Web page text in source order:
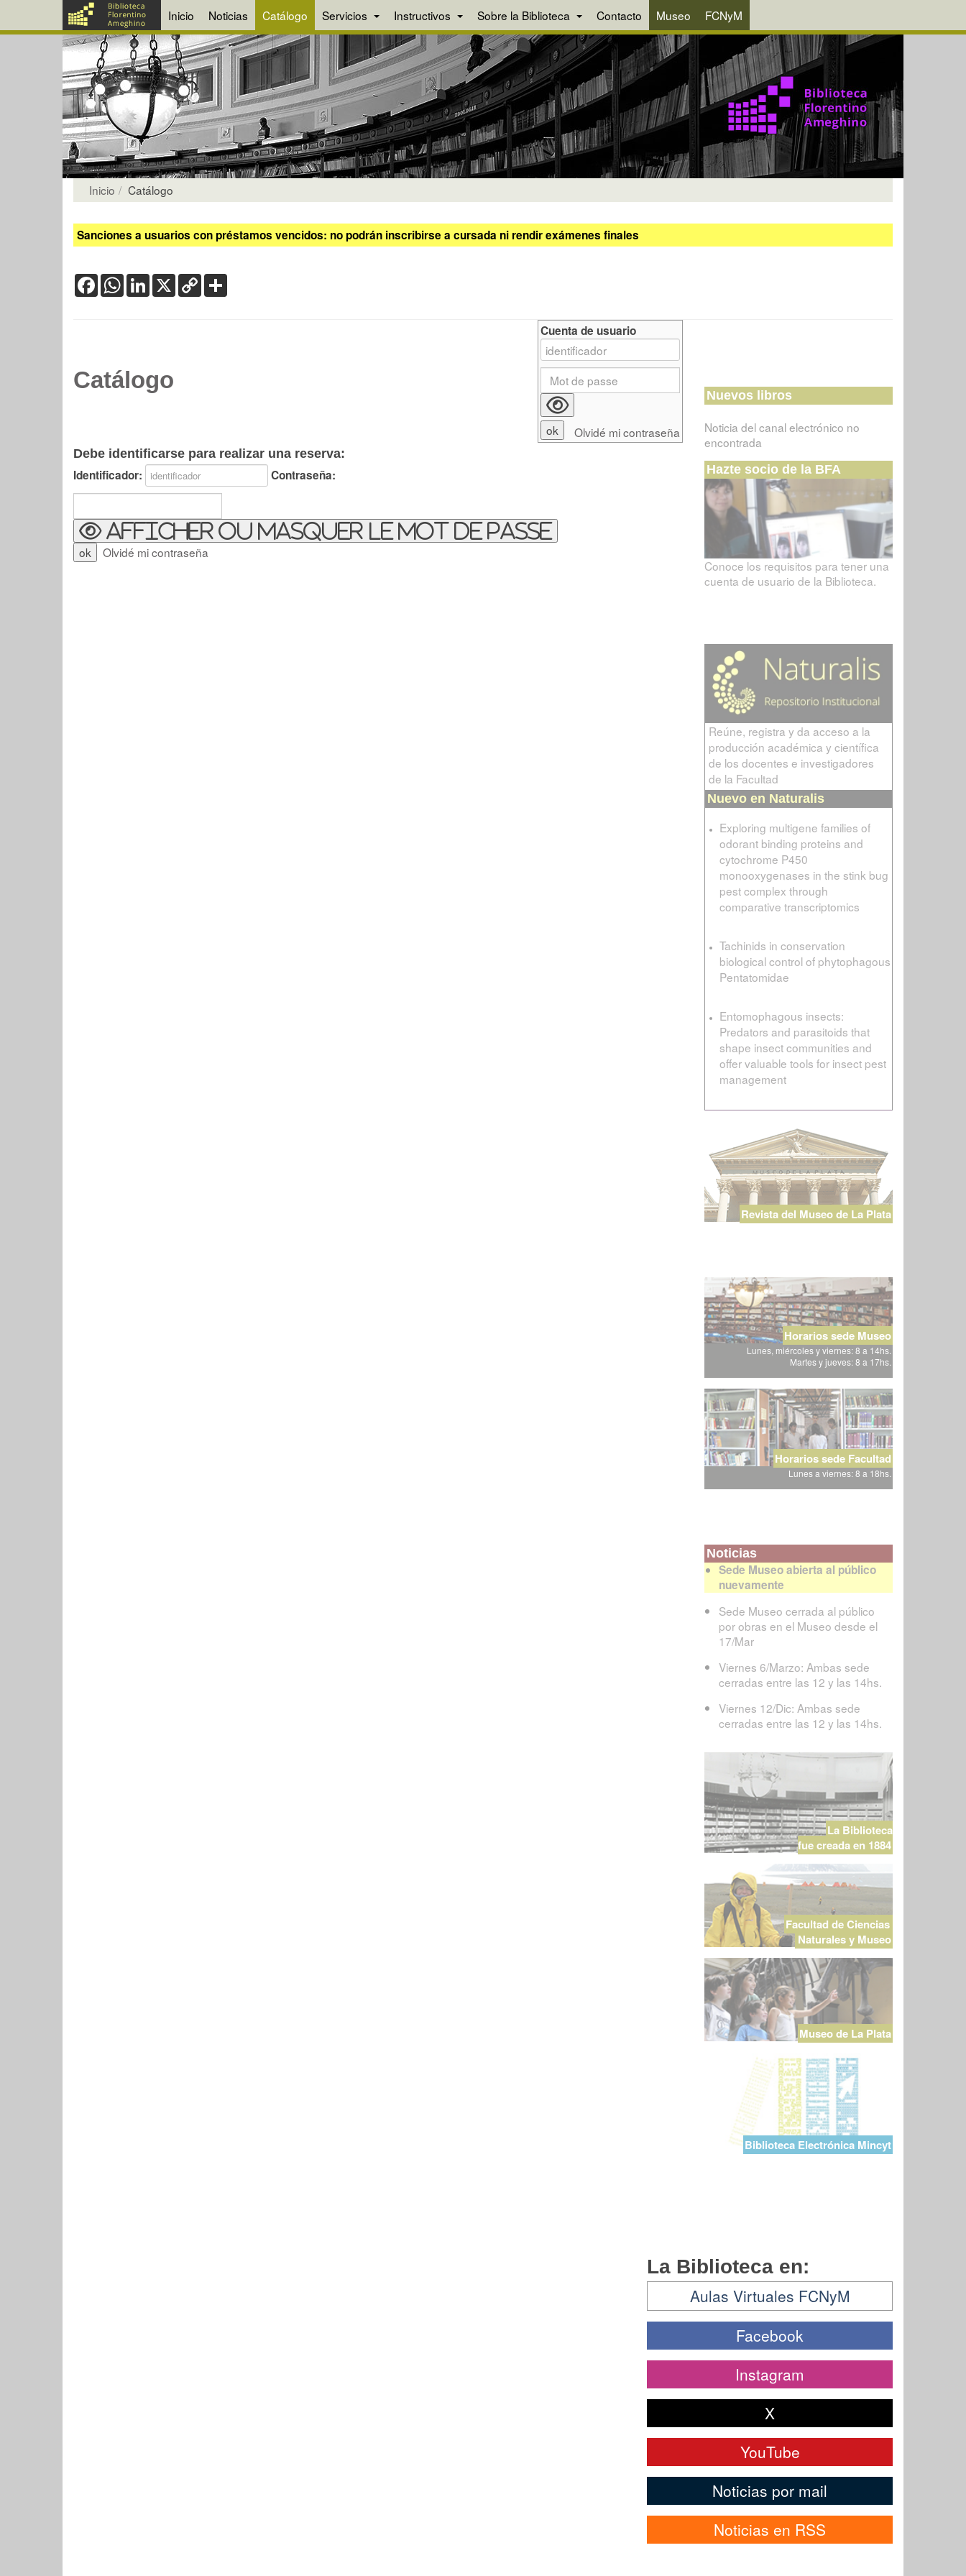
Inicio Noticias Catálogo Servicios Instructivos Sobre la Biblioteca Contacto Museo FCNyM
Inicio Catálogo
Sanciones a usuarios con préstamos vencidos: no podrán inscribirse a cursada ni rendir exámenes finales
FacebookWhatsApp
LinkedIn
X Copy
Link
Catálogo
Debe identificarse para realizar una reserva:
Identificador: Contraseña:
Afficher ou masquer le mot de passe
Olvidé mi contraseña
Cuenta de usuario
Olvidé mi contraseña
Nuevos libros
Noticia del canal electrónico no
encontrada
Hazte socio de la BFA
Conoce los requisitos para tener una
cuenta de usuario de la Biblioteca.
Reúne, registra y da acceso a la
producción académica y científica
de los docentes e investigadores
de la Facultad
Nuevo en Naturalis
Exploring multigene families of
odorant binding proteins and
cytochrome P450
monooxygenases in the stink bug
pest complex through
comparative transcriptomics
Tachinids in conservation
biological control of phytophagous
Pentatomidae
Entomophagous insects:
Predators and parasitoids that
shape insect communities and
offer valuable tools for insect pest
management
Revista del Museo de La Plata
Horarios sede Museo
Lunes, miércoles y viernes: 8 a 14hs.
Martes y jueves: 8 a 17hs.
Horarios sede Facultad
Lunes a viernes: 8 a 18hs.
Noticias
Sede Museo abierta al público
nuevamente
Sede Museo cerrada al público
por obras en el Museo desde el
17/Mar
Viernes 6/Marzo: Ambas sede
cerradas entre las 12 y las 14hs.
Viernes 12/Dic: Ambas sede
cerradas entre las 12 y las 14hs.
La Biblioteca
fue creada en 1884
Facultad de Ciencias
Naturales y Museo
Museo de La Plata
Biblioteca Electrónica Mincyt
La Biblioteca en:
Aulas Virtuales FCNyM
Facebook
Instagram
X
YouTube
Noticias por mail
Noticias en RSS